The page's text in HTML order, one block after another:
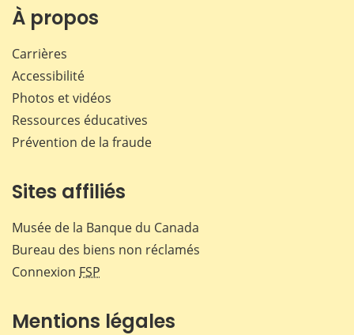
À propos
Carrières
Accessibilité
Photos et vidéos
Ressources éducatives
Prévention de la fraude
Sites affiliés
Musée de la Banque du Canada
Bureau des biens non réclamés
Connexion FSP
Mentions légales